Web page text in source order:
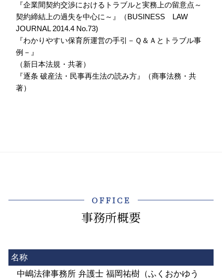
『企業間契約交渉におけるトラブルと実務上の留意点～
契約締結上の過失を中心に～』（BUSINESS LAW
JOURNAL 2014.4 No.73)
『わかりやすい保育所運営の手引－Ｑ＆Ａとトラブル事
例－』
（新日本法規・共著）
『逐条 破産法・民事再生法の読み方』（商事法務・共
著）
OFFICE
事務所概要
名称
中嶋法律事務所 弁護士 福岡祐樹（ふくおかゆう